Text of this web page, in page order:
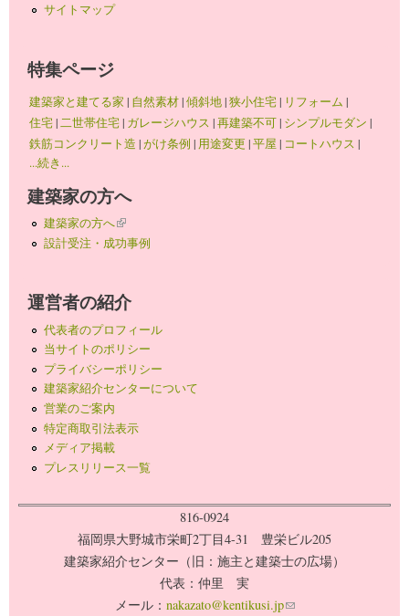
サイトマップ
特集ページ
建築家と建てる家 | 自然素材|傾斜地|狭小住宅| リフォーム |
住宅| 二世帯住宅| ガレージハウス |再建築不可| シンプルモダン |
鉄筋コンクリート造 |がけ条例 | 用途変更 |平屋 | コートハウス |
...続き...
建築家の方へ
建築家の方へ(link is external)
設計受注・成功事例
運営者の紹介
代表者のプロフィール
当サイトのポリシー
プライバシーポリシー
建築家紹介センターについて
営業のご案内
特定商取引法表示
メディア掲載
プレスリリース一覧
816-0924
福岡県大野城市栄町2丁目4-31 豊栄ビル205
建築家紹介センター（旧：施主と建築士の広場）
代表：仲里 実
メール： nakazato@kentikusi.jp(link sends e-mail)